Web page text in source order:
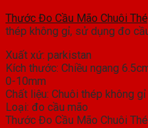
Thước Đo Cầu Mão Chuôi
thép không gỉ, sử dụng đo
Xuất xứ: parkistan
Kích thước: Chiều ngang
0-10mm
Chất liệu: Chuôi thép không gỉ
Loại: đo cầu mão
Thước Đo Cầu Mão Chuôi